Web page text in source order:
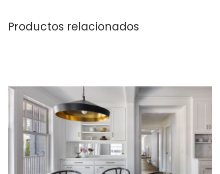
Productos relacionados